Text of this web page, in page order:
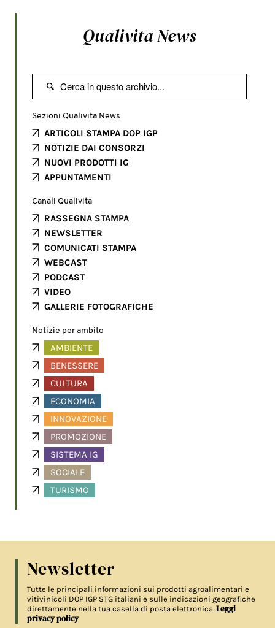
Qualivita News

Sezioni Qualivita News
ARTICOLI STAMPA DOP IGP
NOTIZIE DAI CONSORZI
NUOVI PRODOTTI IG
APPUNTAMENTI
Canali Qualivita
RASSEGNA STAMPA
NEWSLETTER
COMUNICATI STAMPA
WEBCAST
PODCAST
VIDEO
GALLERIE FOTOGRAFICHE
Notizie per ambito
AMBIENTE
BENESSERE
CULTURA
ECONOMIA
INNOVAZIONE
PROMOZIONE
SISTEMA IG
SOCIALE
TURISMO
Newsletter
Tutte le principali informazioni sui prodotti agroalimentari e
vitivinicoli DOP IGP STG italiani e sulle indicazioni geografiche
direttamente nella tua casella di posta elettronica.Leggi
privacy policy